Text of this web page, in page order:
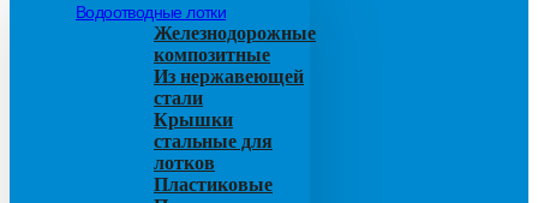
Водоотводные лотки
Железнодорожные
композитные
Из нержавеющей
стали
Крышки
стальные для
лотков
Пластиковые